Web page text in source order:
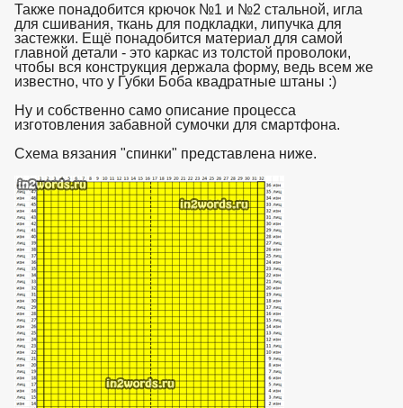
Также понадобится крючок №1 и №2 стальной, игла
для сшивания, ткань для подкладки, липучка для
застежки. Ещё понадобится материал для самой
главной детали - это каркас из толстой проволоки,
чтобы вся конструкция держала форму, ведь всем же
известно, что у Губки Боба квадратные штаны :)
Ну и собственно само описание процесса
изготовления забавной сумочки для смартфона.
Схема вязания "спинки" представлена ниже.